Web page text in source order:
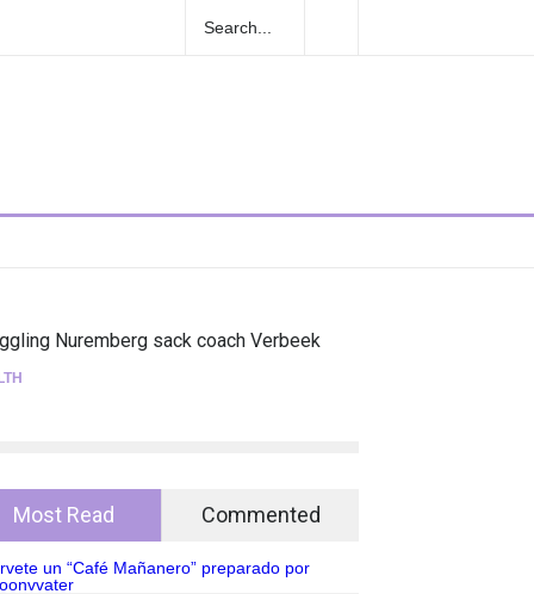
su gira internacional "Fuga Tour
Nuremberg sack coach Verbeek
Most Read Commented